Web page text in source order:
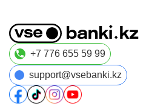
+7 776 655 59 99
support@vsebanki.kz